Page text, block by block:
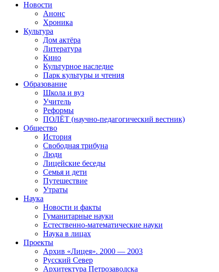
Новости
Анонс
Хроника
Культура
Дом актёра
Литература
Кино
Культурное наследие
Парк культуры и чтения
Образование
Школа и вуз
Учитель
Реформы
ПОЛЁТ (научно-педагогический вестник)
Общество
История
Свободная трибуна
Люди
Лицейские беседы
Семья и дети
Путешествие
Утраты
Наука
Новости и факты
Гуманитарные науки
Естественно-математические науки
Наука в лицах
Проекты
Архив «Лицея». 2000 — 2003
Русский Север
Архитектура Петрозаводска